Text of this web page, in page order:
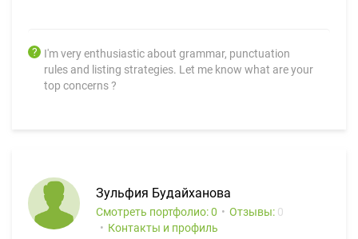
I'm very enthusiastic about grammar, punctuation
rules and listing strategies. Let me know what are your
top concerns ?
Зульфия Будайханова
Смотреть портфолио: 0 Отзывы: 0
Контакты и профиль